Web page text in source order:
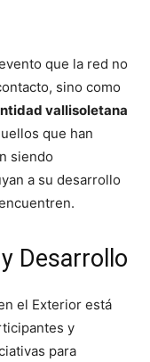
que la red no
sino como
vallisoletana
que han
siendo
a su desarrollo
Desarrollo
el Exterior está
y
para